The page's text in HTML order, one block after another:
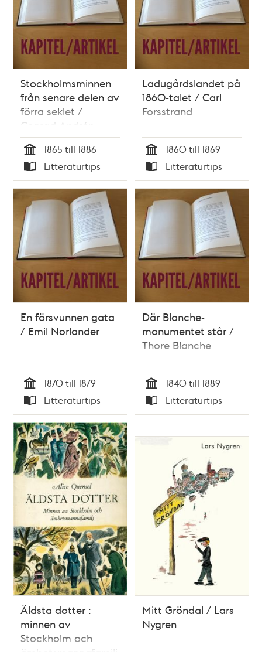
Stockholmsminnen
från senare delen av
förra seklet /
Conrad Andrén
Tid
1865 till 1886
Typ
Litteraturtips
Ladugårdslandet på
1860-talet / Carl
Forsstrand
Tid
1860 till 1869
Typ
Litteraturtips
En försvunnen gata
/ Emil Norlander
Tid
1870 till 1879
Typ
Litteraturtips
Där Blanche-
monumentet står /
Thore Blanche
Tid
1840 till 1889
Typ
Litteraturtips
Äldsta dotter :
minnen av
Stockholm och
ämbetsmannafamilj
Mitt Gröndal / Lars
Nygren